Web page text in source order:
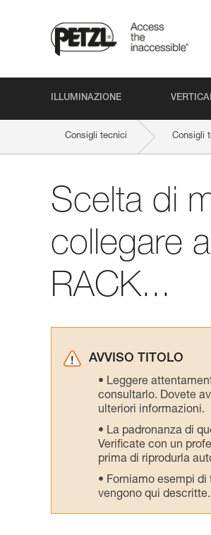
ILLUMINAZIONE
Consigli tecnici Consigli
Scelta di
collegare
RACK...
AVVISO TITOLO
Leggere
consultarlo. Dovete
ulteriori informazioni.
La padronanza di
Verificate con un
prima di riprodurla
Forniamo esempi di
vengono qui descritte.